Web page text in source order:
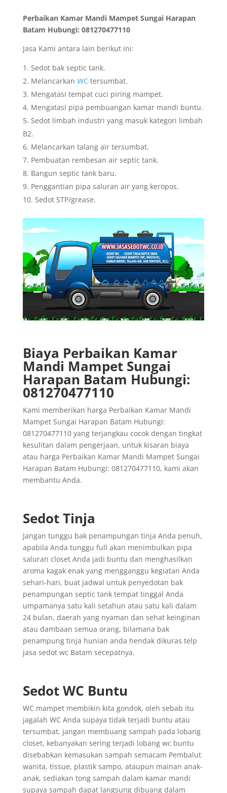
Perbaikan Kamar Mandi Mampet Sungai Harapan
Batam Hubungi: 081270477110
Jasa Kami antara lain berikut ini:
Sedot bak septic tank.
Melancarkan WCtersumbat.
Mengatasi tempat cuci piring mampet.
Mengatasi pipa pembuangan kamar mandi buntu.
Sedot limbah industri yang masuk kategori limbah
B2.
Melancarkan talang air tersumbat.
Pembuatan rembesan air septic tank.
Bangun septic tank baru.
Penggantian pipa saluran air yang keropos.
Sedot STP/grease.
Biaya Perbaikan Kamar
Mandi Mampet Sungai
Harapan Batam Hubungi:
081270477110
Kami memberikan harga Perbaikan Kamar Mandi
Mampet Sungai Harapan Batam Hubungi:
081270477110 yang terjangkau cocok dengan tingkat
kesulitan dalam pengerjaan, untuk kisaran biaya
atau harga Perbaikan Kamar Mandi Mampet Sungai
Harapan Batam Hubungi: 081270477110, kami akan
membantu Anda.
Sedot Tinja
Jangan tunggu bak penampungan tinja Anda penuh,
apabila Anda tunggu full akan menimbulkan pipa
saluran closet Anda jadi buntu dan menghasilkan
aroma kagak enak yang mengganggu kegiatan Anda
sehari-hari, buat jadwal untuk penyedotan bak
penampungan septic tank tempat tinggal Anda
umpamanya satu kali setahun atau satu kali dalam
24 bulan, daerah yang nyaman dan sehat keinginan
atau dambaan semua orang, bilamana bak
penampung tinja hunian anda hendak dikuras telp
jasa sedot wc Batam secepatnya.
Sedot WC Buntu
WC mampet membikin kita gondok, oleh sebab itu
jagalah WC Anda supaya tidak terjadi buntu atau
tersumbat, jangan membuang sampah pada lobang
closet, kebanyakan sering terjadi lobang wc buntu
disebabkan kemasukan sampah semacam Pembalut
wanita, tissue, plastik sampo, ataupun mainan anak-
anak, sediakan tong sampah dalam kamar mandi
supaya sampah dapat langsung dibuang dalam